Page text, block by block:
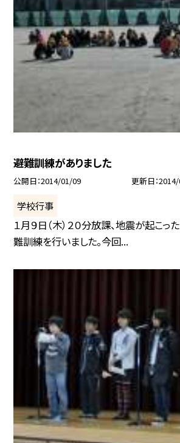
避難訓練がありました
公開日 2014/01/09 更新日
学校行事
１月９日（木）２０分放課、地震が起こっ
難訓練を行いました。今回...